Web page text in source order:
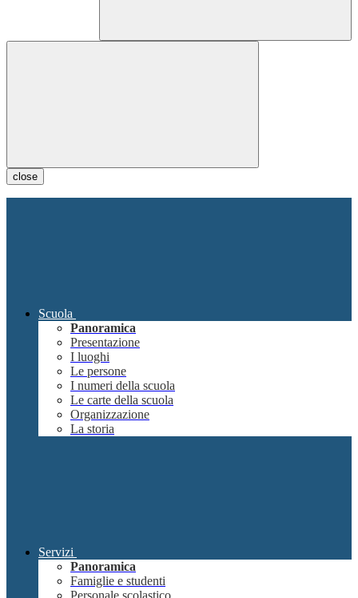
close
Scuola
Panoramica
Presentazione
I luoghi
Le persone
I numeri della scuola
Le carte della scuola
Organizzazione
La storia
Servizi
Panoramica
Famiglie e studenti